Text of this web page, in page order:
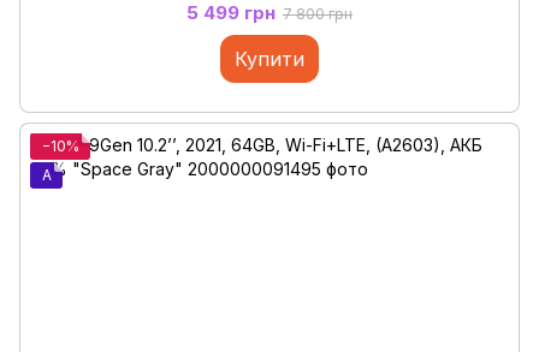
5 499 грн 7 800 грн
Купити
−10%
A